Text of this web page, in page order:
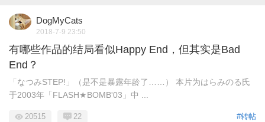
DogMyCats
2018-7-9 23:50
有哪些作品的结局看似Happy End，但其实是Bad
End？
「なつみSTEP!」（是不是暴露年龄了……） 本片为はらみのる氏
于2003年「FLASH★BOMB'03」中 ...
#转帖
20515 22